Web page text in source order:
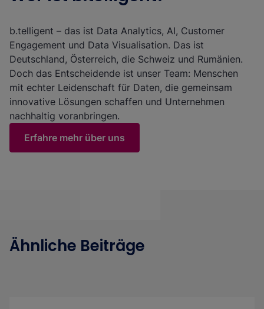
b.telligent – das ist Data Analytics, AI, Customer
Engagement und Data Visualisation. Das ist
Deutschland, Österreich, die Schweiz und Rumänien.
Doch das Entscheidende ist unser Team: Menschen
mit echter Leidenschaft für Daten, die gemeinsam
innovative Lösungen schaffen und Unternehmen
nachhaltig voranbringen.
Erfahre mehr über uns
Ähnliche Beiträge